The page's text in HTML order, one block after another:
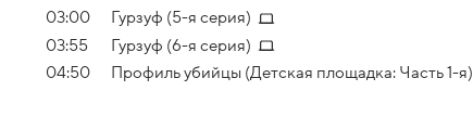
привидение…
03:00
Гурзуф (5-я серия)
03:55
Гурзуф (6-я серия)
04:50
Профиль убийцы (Детская площадка: Часть 1-я)